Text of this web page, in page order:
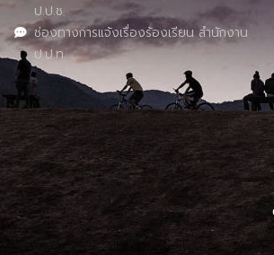
ป.ป.ช.
ช่องทางการแจ้งเรื่องร้องเรียน สำนักงาน
ป.ป.ท.